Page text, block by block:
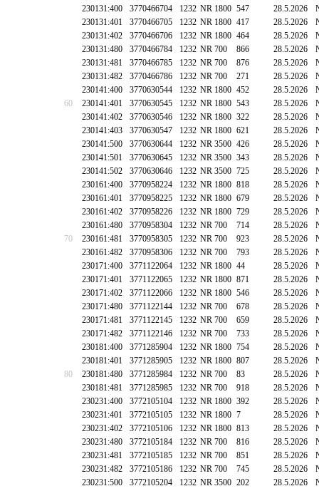
230131:400
3770466704 1232 NR 1800 547 28.5.2026
230131:401
3770466705 1232 NR 1800 417 28.5.2026
230131:402
3770466706 1232 NR 1800 464 28.5.2026
230131:480
3770466784 1232 NR 700 866 28.5.2026
230131:481
3770466785 1232 NR 700 876 28.5.2026
230131:482
3770466786 1232 NR 700 271 28.5.2026
230141:400
3770630544 1232 NR 1800 452 28.5.2026
60
230141:401 3770630545 1232 NR 1800 543 28.5.2026
230141:402
3770630546 1232 NR 1800 322 28.5.2026
230141:403
3770630547 1232 NR 1800 621 28.5.2026
230141:500
3770630644 1232 NR 3500 426 28.5.2026
230141:501
3770630645 1232 NR 3500 343 28.5.2026
230141:502
3770630646 1232 NR 3500 725 28.5.2026
230161:400
3770958224 1232 NR 1800 818 28.5.2026
230161:401
3770958225 1232 NR 1800 679 28.5.2026
230161:402
3770958226 1232 NR 1800 729 28.5.2026
230161:480
3770958304 1232 NR 700 714 28.5.2026
70
230161:481 3770958305 1232 NR 700 923 28.5.2026
230161:482
3770958306 1232 NR 700 793 28.5.2026
230171:400
3771122064 1232 NR 1800 44 28.5.2026
230171:401
3771122065 1232 NR 1800 871 28.5.2026
230171:402
3771122066 1232 NR 1800 546 28.5.2026
230171:480
3771122144 1232 NR 700 678 28.5.2026
230171:481
3771122145 1232 NR 700 659 28.5.2026
230171:482
3771122146 1232 NR 700 733 28.5.2026
230181:400
3771285904 1232 NR 1800 754 28.5.2026
230181:401
3771285905 1232 NR 1800 807 28.5.2026
80
230181:480 3771285984 1232 NR 700 83 28.5.2026
230181:481
3771285985 1232 NR 700 918 28.5.2026
230231:400
3772105104 1232 NR 1800 392 28.5.2026
230231:401
3772105105 1232 NR 1800 7 28.5.2026
230231:402
3772105106 1232 NR 1800 813 28.5.2026
230231:480
3772105184 1232 NR 700 816 28.5.2026
230231:481
3772105185 1232 NR 700 851 28.5.2026
230231:482
3772105186 1232 NR 700 745 28.5.2026
230231:500
3772105204 1232 NR 3500 202 28.5.2026